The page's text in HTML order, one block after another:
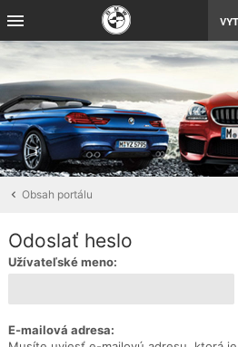
Obsah portálu
Odoslať heslo
Užívateľské meno:
E-mailová adresa: